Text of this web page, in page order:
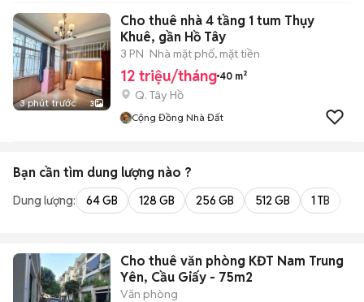
3 phút trước 3
Cho thuê nhà 4 tầng 1 tum Thụy
Khuê, gần Hồ Tây
3 PN Nhà mặt phố, mặt tiền
12 triệu/tháng 40 m²
Q. Tây Hồ
Cộng Đồng Nhà Đất
Bạn cần tìm dung lượng nào ?
Dung lượng: 64 GB 128 GB 256 GB 512 GB 1 TB
Cho thuê văn phòng KĐT Nam Trung
Yên, Cầu Giấy - 75m2
Văn phòng